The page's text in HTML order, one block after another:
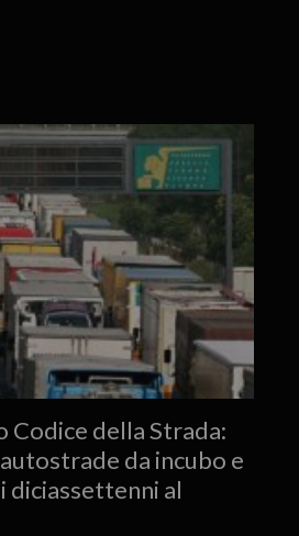
Codice della Strada:
da incubo e
diciassettenni al